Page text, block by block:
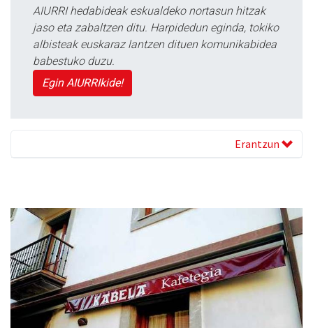
AIURRI hedabideak eskualdeko nortasun hitzak
jaso eta zabaltzen ditu. Harpidedun eginda, tokiko
albisteak euskaraz lantzen dituen komunikabidea
babestuko duzu.
Egin AIURRIkide!
Erantzun